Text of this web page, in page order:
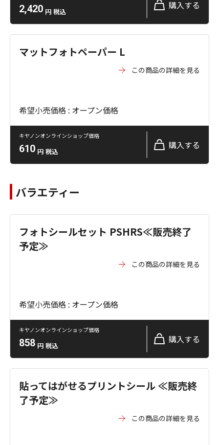
2,420 円 税込
購入する
マットフォトペーパー L
この商品の詳細を見る
希望小売価格 : オープン価格
キヤノンオンラインショップ価格
610 円 税込
購入する
バラエティー
フォトシールセット PSHRS≪販売終了
予定≫
この商品の詳細を見る
希望小売価格 : オープン価格
キヤノンオンラインショップ価格
858 円 税込
購入する
貼ってはがせるプリントシール ≪販売終
了予定≫
この商品の詳細を見る